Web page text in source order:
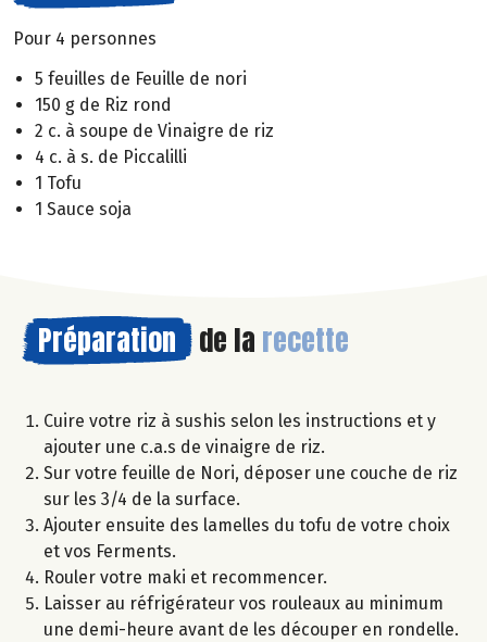
Pour 4 personnes
5 feuilles de Feuille de nori
150 g de Riz rond
2 c. à soupe de Vinaigre de riz
4 c. à s. de Piccalilli
1 Tofu
1 Sauce soja
Préparation de la recette
Cuire votre riz à sushis selon les instructions et y
ajouter une c.a.s de vinaigre de riz.
Sur votre feuille de Nori, déposer une couche de riz
sur les 3/4 de la surface.
Ajouter ensuite des lamelles du tofu de votre choix
et vos Ferments.
Rouler votre maki et recommencer.
Laisser au réfrigérateur vos rouleaux au minimum
une demi-heure avant de les découper en rondelle.